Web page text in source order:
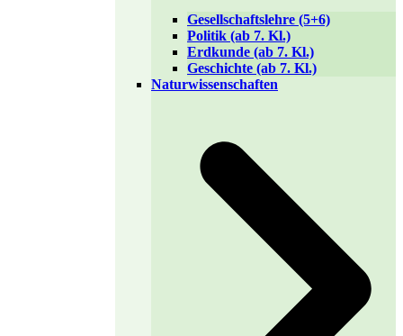
Gesellschaftslehre (5+6)
Politik (ab 7. Kl.)
Erdkunde (ab 7. Kl.)
Geschichte (ab 7. Kl.)
Naturwissenschaften